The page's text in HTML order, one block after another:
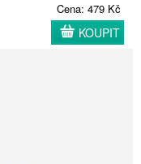
Cena: 479 Kč
KOUPIT